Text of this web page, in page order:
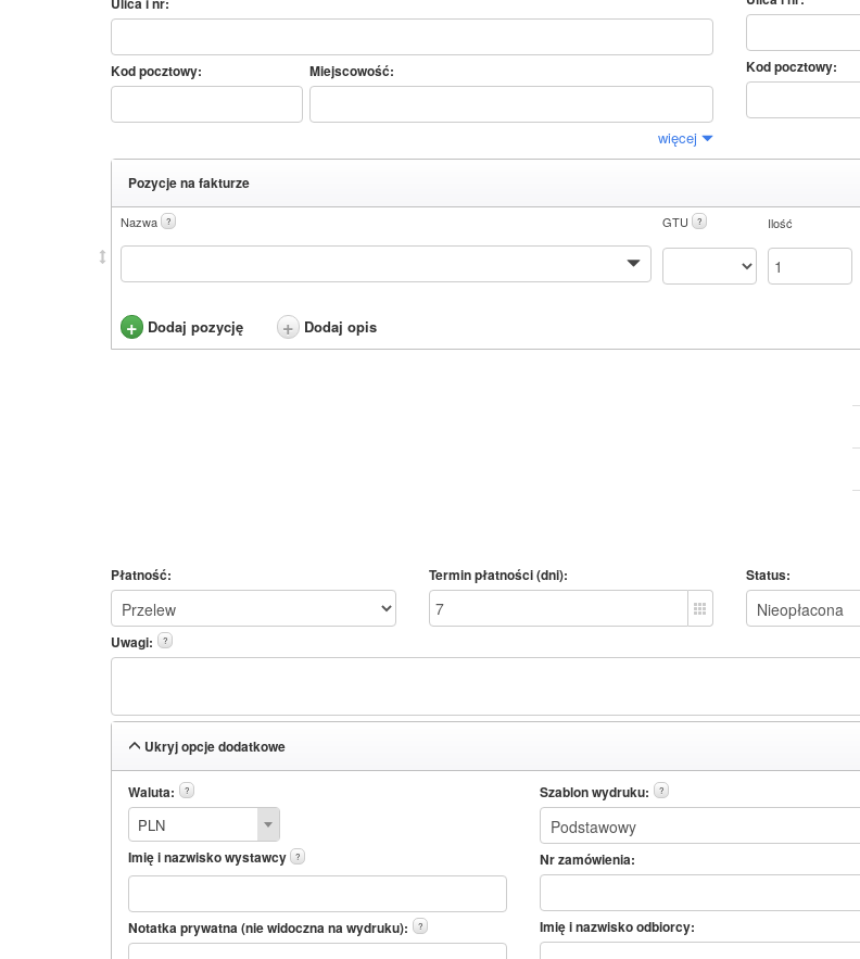
Kod pocztowy: Miejscowość:
więcej
Kod pocztowy:
Pozycje na fakturze
Nazwa ? GTU ? Ilość
+ Dodaj pozycję + Dodaj opis
Płatność: Termin płatności (dni): Status:
Uwagi: ?
Ukryj opcje dodatkowe
Waluta: ?
PLN
Imię i nazwisko wystawcy ?
Notatka prywatna (nie widoczna na wydruku): ?
Szablon wydruku: ?
Nr zamówienia:
Imię i nazwisko odbiorcy: